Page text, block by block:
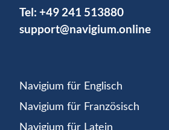
Tel: +49 241 513880
support@navigium.online
Navigium für Englisch
Navigium für Französisch
Navigium für Latein